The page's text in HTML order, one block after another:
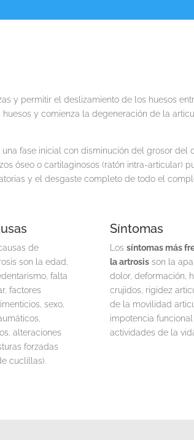
y permitir el deslizamiento de los huesos
y comienza la degeneración de la
fase inicial con disminución del grosor del
óseo o cartilaginosos (ratón intra-articular)
y el desgaste completo de todo el
de
son la edad,
falta
factores
sexo,
alteraciones
forzadas
cuclillas).
Síntomas
Los síntomas más
la artrosisson la
dolor, deformación,
crujidos, rigidez
de la movilidad
impotencia funcional
actividades de la